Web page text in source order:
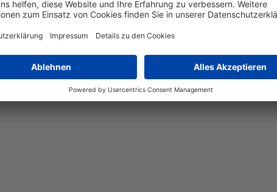
ist der ideale Begleiter für Ihr Schlafzimmer. Mit einer Höhe
sorgt für eine ansprechende Optik und Langlebigkeit. Dank
in verschiedene Einrichtungsstile ein und ist durch
Drehtürenschrank.